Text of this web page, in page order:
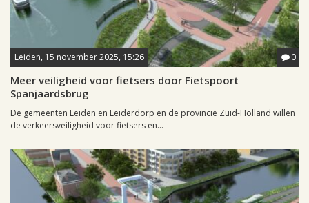
Leiden, 15 november 2025, 15:26 0
Meer veiligheid voor fietsers door Fietspoort
Spanjaardsbrug
De gemeenten Leiden en Leiderdorp en de provincie Zuid-Holland willen
de verkeersveiligheid voor fietsers en...